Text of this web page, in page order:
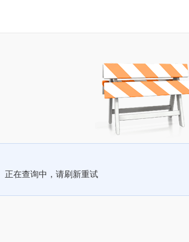
正在查询中，请刷新重试